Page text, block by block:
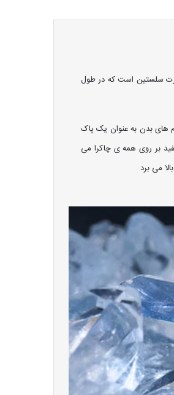
سلستین است که در طول
های بدن به عنوان یک پاک
بر روی همه ی چاکرا می
می برد